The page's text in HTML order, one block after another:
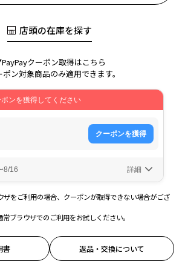
店頭の在庫を探す
クーポン取得はこちら
ン対象商品のみ適用できます。
をご利用の場合、クーポンが取得できない場合がござ
ブラウザでのご利用をお試しください。
書 返品・交換について